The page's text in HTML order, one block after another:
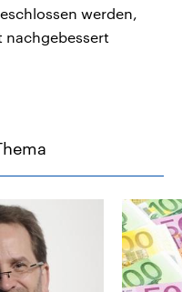
werden,
nachgebessert